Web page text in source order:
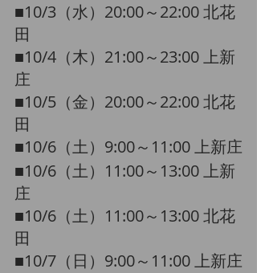
​​■10/3（水）20:00～22:00 北花
田
​■10/4（木）21:00～23:00 上新
庄
​■10/5（金）20:00～22:00 北花
田
​■10/6（土）9:00～11:00 上新庄
​■10/6（土）11:00～13:00 上新
庄
​■10/6（土）11:00～13:00 北花
田
​■10/7（日）9:00～11:00 上新庄